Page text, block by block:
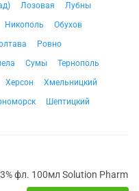
Лозовая
Лубны
Никополь
Обухов
Ровно
Сумы
Тернополь
Херсон
Хмельницкий
Шептицкий
фл. 100мл Solution Pharm